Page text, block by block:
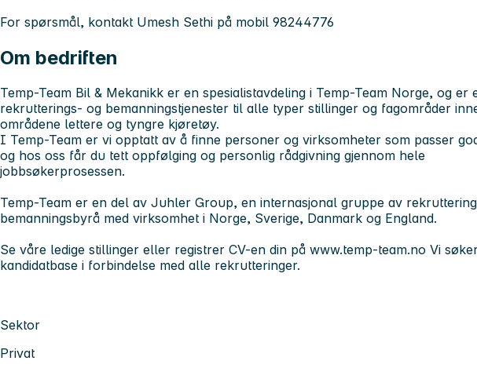
For spørsmål, kontakt Umesh Sethi på mobil 98244776
Om bedriften
Temp-Team Bil & Mekanikk er en spesialistavdeling i Temp-Team Norge, og er
rekrutterings- og bemanningstjenester til alle typer stillinger og fagområder
områdene lettere og tyngre kjøretøy.
I Temp-Team er vi opptatt av å finne personer og virksomheter som passer
og hos oss får du tett oppfølging og personlig rådgivning gjennom hele
jobbsøkerprosessen.
Temp-Team er en del av Juhler Group, en internasjonal gruppe av
bemanningsbyrå med virksomhet i Norge, Sverige, Danmark og England.
Se våre ledige stillinger eller registrer CV-en din på www.temp-team.no Vi
kandidatbase i forbindelse med alle rekrutteringer.
Sektor
Privat